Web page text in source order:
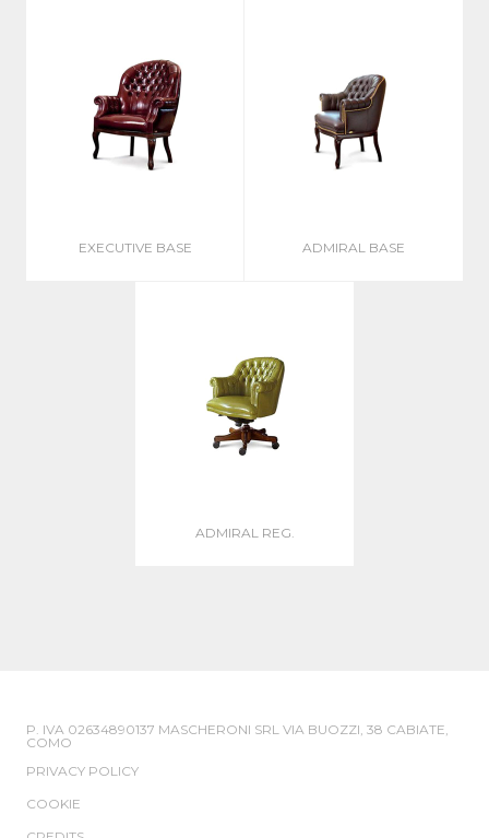
EXECUTIVE BASE ADMIRAL BASE
ADMIRAL REG.
P. IVA 02634890137 MASCHERONI SRL VIA BUOZZI, 38 CABIATE,
COMO
PRIVACY POLICY
COOKIE